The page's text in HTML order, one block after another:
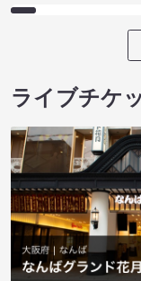
ライブチケ